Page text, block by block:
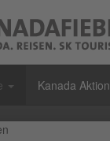
Kanada Aktion